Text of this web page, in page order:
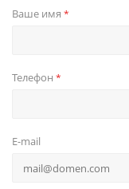
Ваше имя *
Телефон *
E-mail